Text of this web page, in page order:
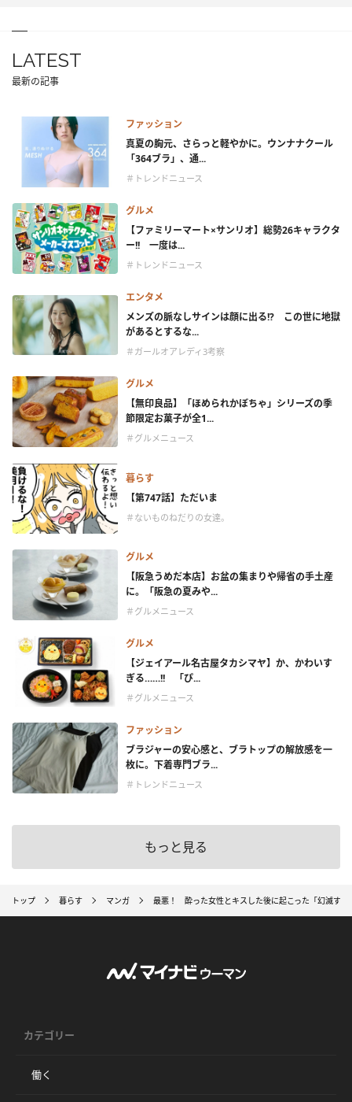
LATEST
最新の記事
ファッション
真夏の胸元、さらっと軽やかに。ウンナナクール
「364ブラ」、通...
＃トレンドニュース
グルメ
【ファミリーマート×サンリオ】総勢26キャラクタ
ー!! 一度は...
＃トレンドニュース
エンタメ
メンズの脈なしサインは顔に出る!? この世に地獄
があるとするな...
＃ガールオアレディ3考察
グルメ
【無印良品】「ほめられかぼちゃ」シリーズの季
節限定お菓子が全1...
＃グルメニュース
暮らす
【第747話】ただいま
＃ないものねだりの女達。
グルメ
【阪急うめだ本店】お盆の集まりや帰省の手土産
に。「阪急の夏みや...
＃グルメニュース
グルメ
【ジェイアール名古屋タカシマヤ】か、かわいす
ぎる……!! 「ぴ...
＃グルメニュース
ファッション
ブラジャーの安心感と、ブラトップの解放感を一
枚に。下着専門ブラ...
＃トレンドニュース
もっと見る
トップ 暮らす マンガ 最悪！ 酔った女性とキスした後に起こった「幻滅す
カテゴリー
働く